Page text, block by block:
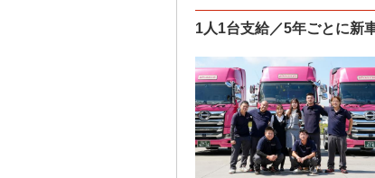
1人1台支給／5年ごとに新